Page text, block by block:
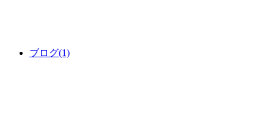
ブログ(1)